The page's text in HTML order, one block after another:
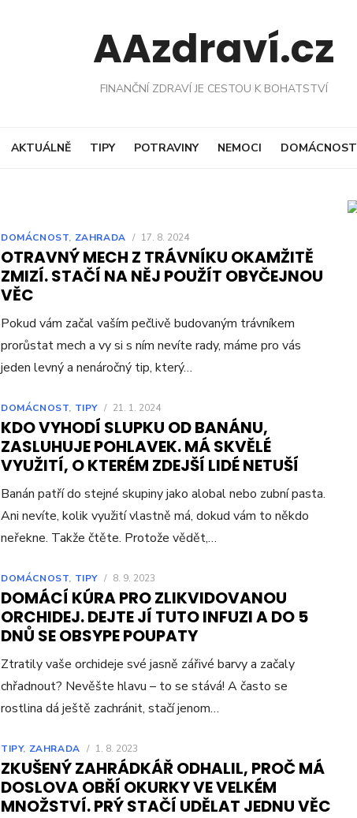
AAzdraví.cz
FINANČNÍ ZDRAVÍ JE CESTOU K BOHATSTVÍ
AKTUÁLNĚ TIPY POTRAVINY NEMOCI DOMÁCNOST
DOMÁCNOST, ZAHRADA / 17. 8. 2024
OTRAVNÝ MECH Z TRÁVNÍKU OKAMŽITĚ
ZMIZÍ. STAČÍ NA NĚJ POUŽÍT OBYČEJNOU
VĚC
Pokud vám začal vaším pečlivě budovaným trávníkem
prorůstat mech a vy si s ním nevíte rady, máme pro vás
jeden levný a nenáročný tip, který…
DOMÁCNOST, TIPY / 21. 1. 2024
KDO VYHODÍ SLUPKU OD BANÁNU,
ZASLUHUJE POHLAVEK. MÁ SKVĚLÉ
VYUŽITÍ, O KTERÉM ZDEJŠÍ LIDÉ NETUŠÍ
Banán patří do stejné skupiny jako alobal nebo zubní pasta.
Ani nevíte, kolik využití vlastně má, dokud vám to někdo
neřekne. Takže čtěte. Protože vědět,…
DOMÁCNOST, TIPY / 8. 9. 2023
DOMÁCÍ KÚRA PRO ZLIKVIDOVANOU
ORCHIDEJ. DEJTE JÍ TUTO INFUZI A DO 5
DNŮ SE OBSYPE POUPATY
Ztratily vaše orchideje své jasně zářivé barvy a začaly
chřadnout? Nevěšte hlavu – to se stává! A často se
rostlina dá ještě zachránit, stačí jenom…
TIPY, ZAHRADA / 1. 8. 2023
ZKUŠENÝ ZAHRÁDKÁŘ ODHALIL, PROČ MÁ
DOSLOVA OBŘÍ OKURKY VE VELKÉM
MNOŽSTVÍ. PRÝ STAČÍ UDĚLAT JEDNU VĚC